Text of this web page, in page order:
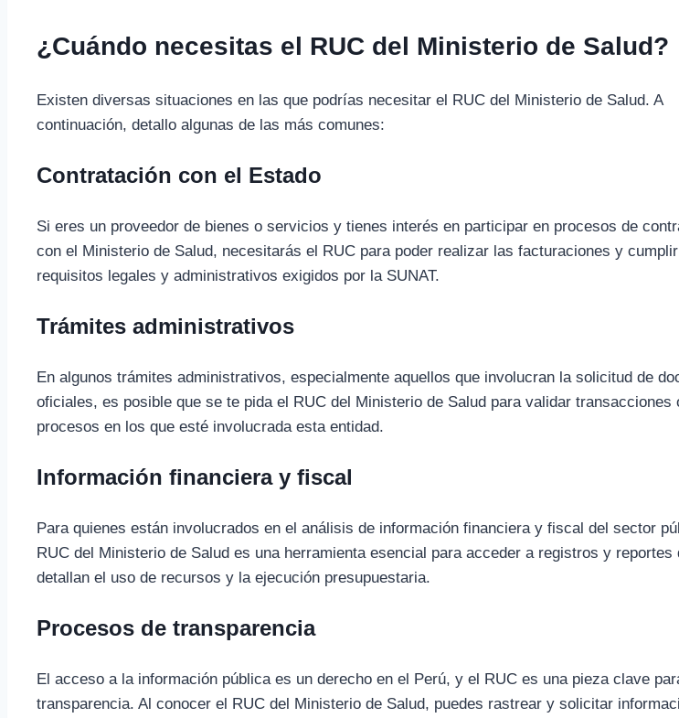
¿Cuándo necesitas el RUC del Ministerio de Salud?
Existen diversas situaciones en las que podrías necesitar el RUC del Ministerio de Salud. A
continuación, detallo algunas de las más comunes:
Contratación con el Estado
Si eres un proveedor de bienes o servicios y tienes interés en participar en procesos de
con el Ministerio de Salud, necesitarás el RUC para poder realizar las facturaciones y
requisitos legales y administrativos exigidos por la SUNAT.
Trámites administrativos
En algunos trámites administrativos, especialmente aquellos que involucran la solicitud de
oficiales, es posible que se te pida el RUC del Ministerio de Salud para validar transacciones
procesos en los que esté involucrada esta entidad.
Información financiera y fiscal
Para quienes están involucrados en el análisis de información financiera y fiscal del sector
RUC del Ministerio de Salud es una herramienta esencial para acceder a registros y reportes
detallan el uso de recursos y la ejecución presupuestaria.
Procesos de transparencia
El acceso a la información pública es un derecho en el Perú, y el RUC es una pieza clave
transparencia. Al conocer el RUC del Ministerio de Salud, puedes rastrear y solicitar